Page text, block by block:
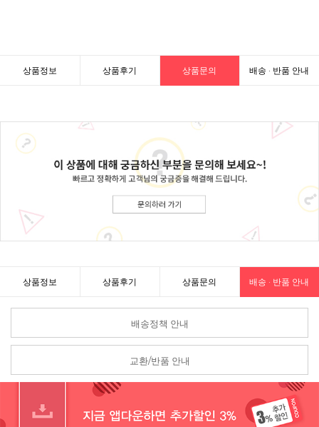
상품정보 상품후기 상품문의 배송 · 반품 안내
상품정보 상품후기 상품문의 배송 · 반품 안내
배송정책 안내
교환/반품 안내